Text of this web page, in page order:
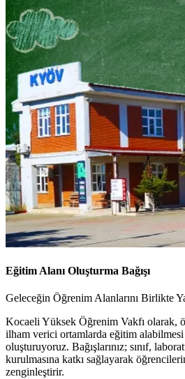
Eğitim Alanı Oluşturma Bağışı
Geleceğin Öğrenim Alanlarını Birlikte
Kocaeli Yüksek Öğrenim Vakfı olarak,
ilham verici ortamlarda eğitim
oluşturuyoruz. Bağışlarınız; sınıf,
kurulmasına katkı sağlayarak
zenginleştirir.